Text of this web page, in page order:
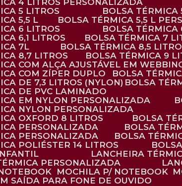
4 LITROS PERSONALIZADA
5 LITROS
BOLSA
5,5 L
BOLSA TÉRMICA 5,5 L
6 LITROS
BOLSA
6,1 LITROS
BOLSA TÉRMICA 7
7L
BOLSA TÉRMICA 8,5
8,7 LITROS
BOLSA TÉRMICA 9
COM ALÇA AJUSTÁVEL EM
COM ZÍPER DUPLO
BOLSA
DE 7,3 LITROS (NYLON)
BOLSA
DE PVC LAMINADO
EM NYLON PERSONALIZADA
NYLON PERSONALIZADA
OXFORD 8 LITROS
BOLSA
PERSONALIZADA
BOLSA
PERSONALIZADA
BOLSA
POLIÉSTER 14 LITROS
LANCHEIRA
PERSONALIZADA
MOCHILA P/ NOTEBOOK
SAÍDA PARA FONE DE OUVIDO